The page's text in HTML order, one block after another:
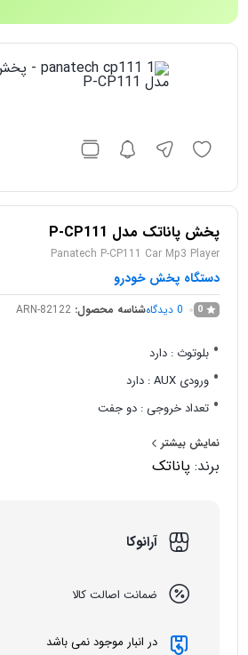
پخش پاناتک مدل P-CP111
Panatech P-CP111 Car Mp3 Player
دستگاه پخش خودرو
0
0 دیدگاهشناسه محصول:ARN-82122
بلوتوث : دارد
ورودی AUX : دارد
تعداد خروجی : دو جفت
تعداد پورت USB : یک عدد
قابلیت جدا شدن پنل : ندارد
نمایش بیشتر
برند: پاناتک
آرانوکا
ضمانت اصالت کالا
در انبار موجود نمی باشد